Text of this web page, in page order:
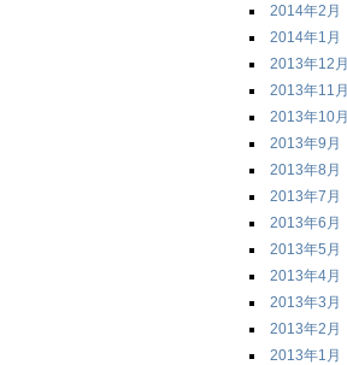
2014年2月
2014年1月
2013年12月
2013年11月
2013年10月
2013年9月
2013年8月
2013年7月
2013年6月
2013年5月
2013年4月
2013年3月
2013年2月
2013年1月